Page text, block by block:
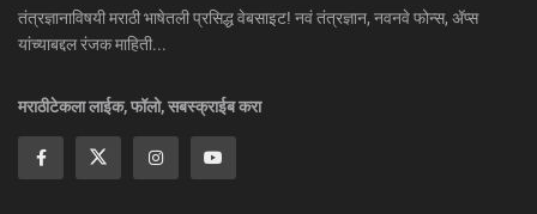
तंत्रज्ञानाविषयी मराठी भाषेतली प्रसिद्ध वेबसाइट! नवं तंत्रज्ञान, नवनवे फोन्स, ॲप्स
यांच्याबद्दल रंजक माहिती...
मराठीटेकला लाईक, फॉलो, सबस्क्राईब करा